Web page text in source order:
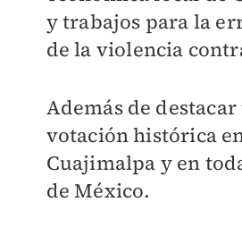
y trabajos para la
de la violencia
Además de
votación histórica
Cuajimalpa y en
deMéxico.